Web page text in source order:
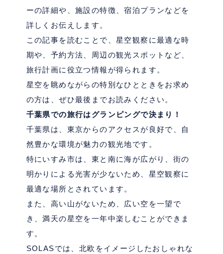
ーの詳細や、施設の特徴、宿泊プランなどを
詳しくお伝えします。
この記事を読むことで、星空観察に最適な時
期や、予約方法、周辺の観光スポットなど、
旅行計画に役立つ情報が得られます。
星空を眺めながらの特別なひとときをお求め
の方は、ぜひ最後までお読みください。
千葉県での旅行はグランピングで決まり！
千葉県は、東京からのアクセスが良好で、自
然豊かな環境が魅力の観光地です。
特にいすみ市は、東と南に海が広がり、街の
明かりによる光害が少ないため、星空観察に
最適な場所とされています。
また、高い山がないため、広い空を一望で
き、満天の星空を一年中楽しむことができま
す。
SOLASでは、北欧をイメージしたおしゃれな